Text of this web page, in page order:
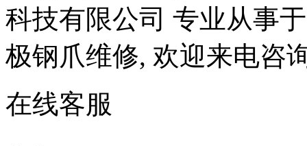
科技有限公司 专业从事
极钢爪维修, 欢迎来电
在线客服